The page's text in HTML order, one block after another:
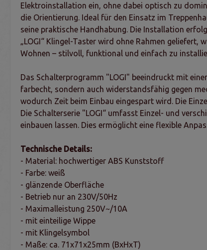
Elektroinstallation ein, ohne dabei optisch zu
die Orientierung. Ideal für den Einsatz im
seine praktische Handhabung. Die Installation
„LOGI“ Klingel-Taster wird ohne Rahmen
Wohnen – stilvoll, funktional und einfach zu
Das Schalterprogramm "LOGI" beeindruckt mit
farbecht, sondern auch widerstandsfähig gegen
wodurch Zeit beim Einbau eingespart wird. Die
Die Schalterserie "LOGI“ umfasst Einzel- und
einbauen lassen. Dies ermöglicht eine flexible
Technische Details:
- Material: hochwertiger ABS Kunststoff
- Farbe: weiß
- glänzende Oberfläche
- Betrieb nur an 230V/50Hz
- Maximalleistung 250V~/10A
- mit einteilige Wippe
- mit Klingelsymbol
- Maße: ca. 71x71x25mm (BxHxT)